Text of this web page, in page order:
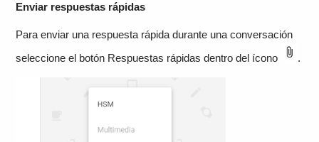
Enviar respuestas rápidas
Para enviar una respuesta rápida durante una conversación
seleccione el botón Respuestas rápidas dentro del ícono
.